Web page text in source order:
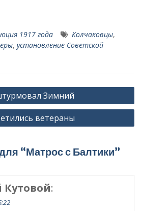
1917 года Колчаковцы,
, установление Советской
Зимний
ветераны
“Матрос с Балтики”
Кутовой: